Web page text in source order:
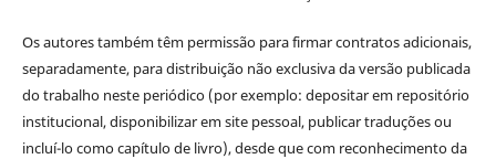
Os autores também têm permissão para firmar contratos adicionais,
separadamente, para distribuição não exclusiva da versão publicada
do trabalho neste periódico (por exemplo: depositar em repositório
institucional, disponibilizar em site pessoal, publicar traduções ou
incluí-lo como capítulo de livro), desde que com reconhecimento da